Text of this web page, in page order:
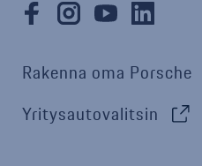
Rakenna oma Porsche
Yritysautovalitsin